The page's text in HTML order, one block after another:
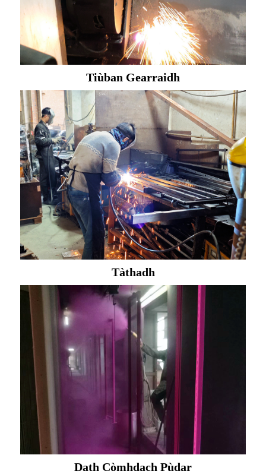
Tiùban Gearraidh
Tàthadh
Dath Còmhdach Pùdar